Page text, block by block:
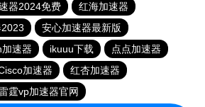
器2024免费
红海加速器
安心加速器最新版
速器 ikuuu下载
点点加速器
加速器
红杏加速器
霆vp加速器官网